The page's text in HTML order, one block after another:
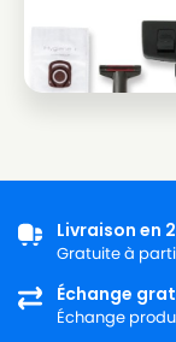
Livraison en
Gratuite à
Échange
Échange